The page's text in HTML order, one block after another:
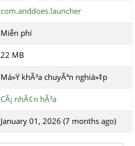
com.anddoes.launcher
Miễn phí
22 MB
Má»Ÿ khÃ³a chuyÃªn nghiá»‡p
CÃ¡ nhÃ¢n hÃ³a
January 01, 2026 (7 months ago)